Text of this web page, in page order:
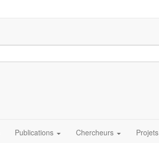
Publications Chercheurs Projets